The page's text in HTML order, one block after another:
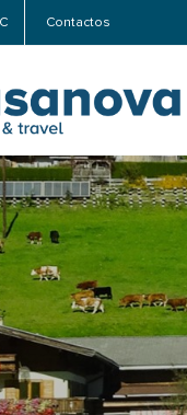
Contactos